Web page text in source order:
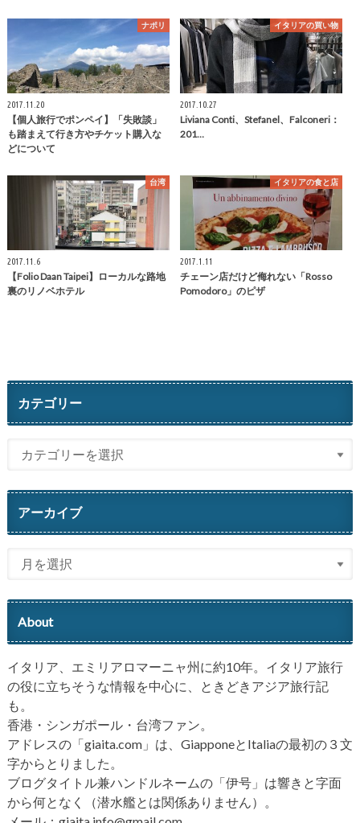
ナポリ
2017.11.20
【個人旅行でポンペイ】「失敗談」
も踏まえて行き方やチケット購入な
どについて
イタリアの買い物
2017.10.27
Liviana Conti、Stefanel、Falconeri：
201…
台湾
2017.11.6
【Folio Daan Taipei】ローカルな路地
裏のリノベホテル
イタリアの食と店
2017.1.11
チェーン店だけど侮れない「Rosso
Pomodoro」のピザ
カテゴリー
アーカイブ
About
イタリア、エミリアロマーニャ州に約10年。イタリア旅行
の役に立ちそうな情報を中心に、ときどきアジア旅行記
も。
香港・シンガポール・台湾ファン。
アドレスの「giaita.com」は、GiapponeとItaliaの最初の３文
字からとりました。
ブログタイトル兼ハンドルネームの「伊号」は響きと字面
から何となく（潜水艦とは関係ありません）。